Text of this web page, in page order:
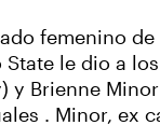
femenino
State le dio a
y Brienne
. Minor, ex